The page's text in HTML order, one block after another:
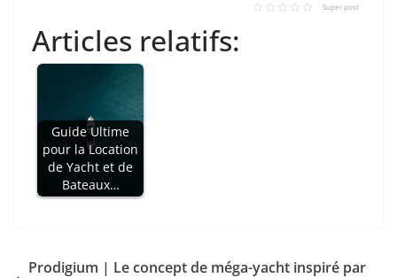
Super post
Articles relatifs:
Guide Ultime
pour la Location
de Yacht et de
Bateaux…
Prodigium | Le concept de méga-yacht inspiré par